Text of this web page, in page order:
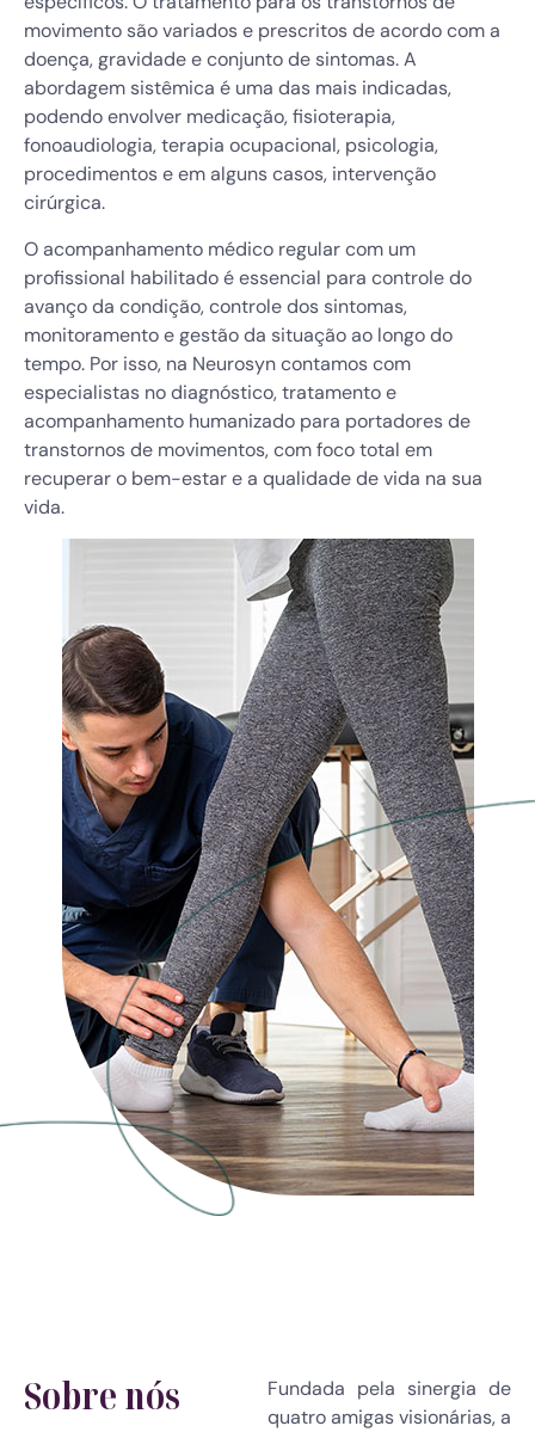
movimento são variados e prescritos de acordo com a
doença, gravidade e conjunto de sintomas. A
abordagem sistêmica é uma das mais indicadas,
podendo envolver medicação, fisioterapia,
fonoaudiologia, terapia ocupacional, psicologia,
procedimentos e em alguns casos, intervenção
cirúrgica.
O acompanhamento médico regular com um
profissional habilitado é essencial para controle do
avanço da condição, controle dos sintomas,
monitoramento e gestão da situação ao longo do
tempo. Por isso, na Neurosyn contamos com
especialistas no diagnóstico, tratamento e
acompanhamento humanizado para portadores de
transtornos de movimentos, com foco total em
recuperar o bem-estar e a qualidade de vida na sua
vida.
Sobre nós
Fundada pela sinergia de
quatro amigas visionárias, a